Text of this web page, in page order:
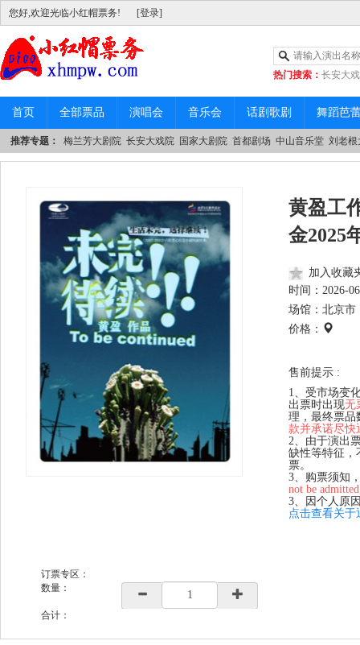
您好,欢迎光临小红帽票务! [登录]
热门搜索： 长安大
|中山音乐堂
首页 全部票品 演唱会 音乐会 话剧歌剧 舞蹈芭
推荐专题： 梅兰芳大剧院 长安大戏院 国家大剧院 首都剧场 中山音乐堂 刘老根
黄盈工
金2025
加入收藏
时间： 2026-
场馆：北京市
价格：
售前提示 :
1、受市场变
出票时出现无
理，最终票品
款并承诺尽快
2、由于演出
缺性等特征，
票。
3、购票须知
not be
3、因个人原
点击查看关于
订票专区：
数量：
合计：